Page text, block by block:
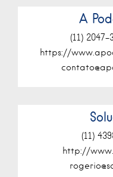
A
(11) 2047-
https://
(11)
http://